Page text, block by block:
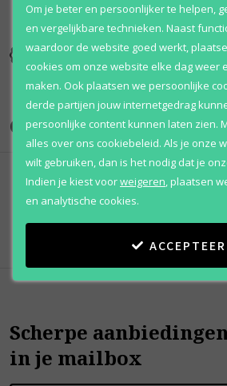
Kortingen
tot wel 70%
Al 12 jaar
voordelig
Onze merken
Scherpe
in je mailbox
Om je beter en persoonlijker te helpen,
en vergelijkbare technieken. Naast
waardoor de website goed werkt,
cookies om onze website elke dag weer
maken. Ook plaatsen we persoonlijke
derde partijen jouw internetgedrag
persoonlijke content kunnen laten zien.
alles over ons cookiebeleid. Als je onze
wilt gebruiken, dan is het nodig dat je
Indien je kiest voorweigeren plaatsen
en analytische cookies.
ACCEPTEER